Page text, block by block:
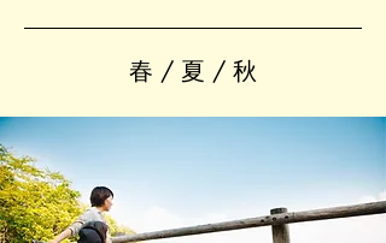
春 / 夏 / 秋